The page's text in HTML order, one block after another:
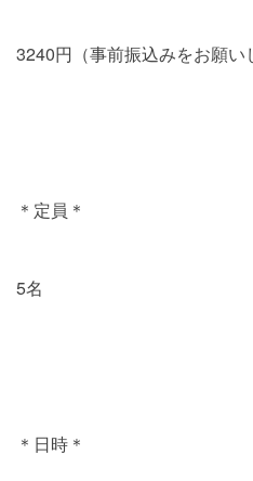
3240円（事前振込みをお願い
＊定員＊
5名
＊日時＊